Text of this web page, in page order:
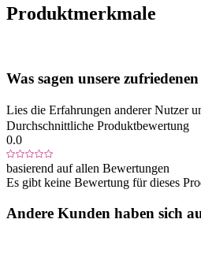
Produktmerkmale
Was sagen unsere
Lies die Erfahrungen anderer Nutzer
Durchschnittliche Produktbewertung
0.0
basierend auf allen Bewertungen
Es gibt keine Bewertung für dieses
Andere Kunden haben sich